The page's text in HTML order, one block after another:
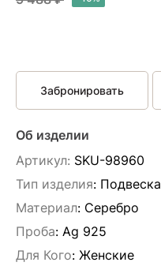
Забронировать
Об изделии
Артикул: SKU-98960
Тип изделия: Подвескa
Материал: Серебро
Проба: Ag 925
Для Кого: Женские